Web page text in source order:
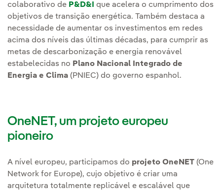
colaborativo de P&D&I
que acelera o cumprimento dos
objetivos de transição energética. Também destaca a
necessidade de aumentar os investimentos em redes
acima dos níveis das últimas décadas, para cumprir as
metas de descarbonização e energia renovável
estabelecidas no Plano Nacional Integrado de
Energia e Clima (PNIEC) do governo espanhol.
OneNET, um projeto europeu
pioneiro
A nível europeu, participamos do projeto OneNET (One
Network for Europe), cujo objetivo é criar uma
arquitetura totalmente replicável e escalável que